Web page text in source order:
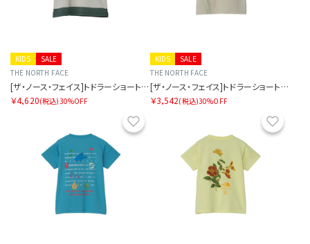
SALE
KIDS
THE NORTH FACE
[ザ・ノース・フェイス]トドラーショートスリーブブライトステディティー
￥4,620(税込)30%OFF
SALE
KIDS
THE NORTH FACE
[ザ・ノース・フェイス]トドラーショートスリーブフィールドグラフィックティー
￥3,542(税込)30%OFF
お気に入り